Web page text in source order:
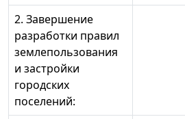
2. Завершение
разработки правил
землепользования
и застройки
городских
поселений: